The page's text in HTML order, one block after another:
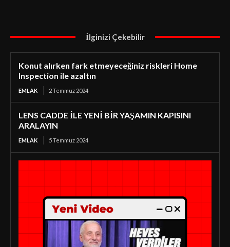
İlginizi Çekebilir
Konut alırken fark etmeyeceğiniz riskleri Home
Inspection ile azaltın
EMLAK 2 Temmuz 2024
LENS CADDE İLE YENİ BİR YAŞAMIN KAPISINI
ARALAYIN
EMLAK 5 Temmuz 2024